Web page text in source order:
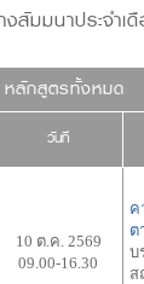
งสัมมนาประจำเ
หลักสูตรทั้งหมด
วันที่
10 ต.ค. 2569
09.00-16.30
ค
ต
บ
ส